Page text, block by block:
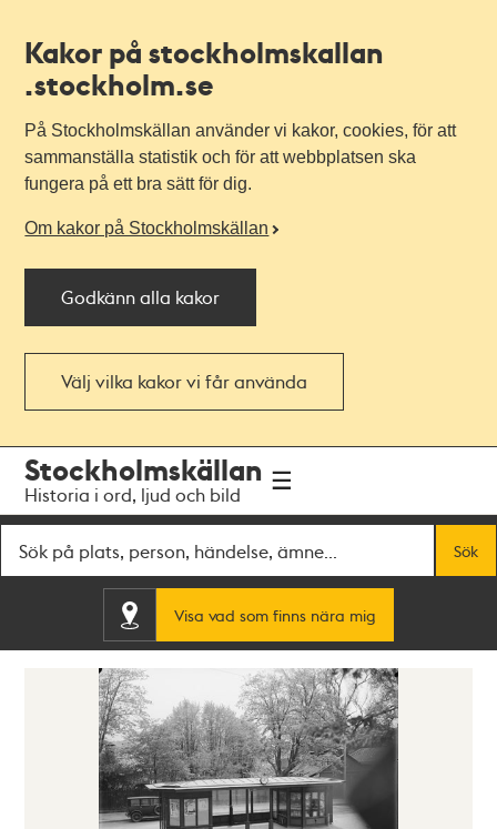
Kakor på stockholmskallan
.stockholm.se
På Stockholmskällan använder vi kakor, cookies, för att
sammanställa statistik och för att webbplatsen ska
fungera på ett bra sätt för dig.
Om kakor på Stockholmskällan
Godkänn alla kakor
Välj vilka kakor vi får använda
navigationen
huvudinnehållet
Stockholmskällan
Historia i ord, ljud och bild
Sök
Visa vad som finns nära mig